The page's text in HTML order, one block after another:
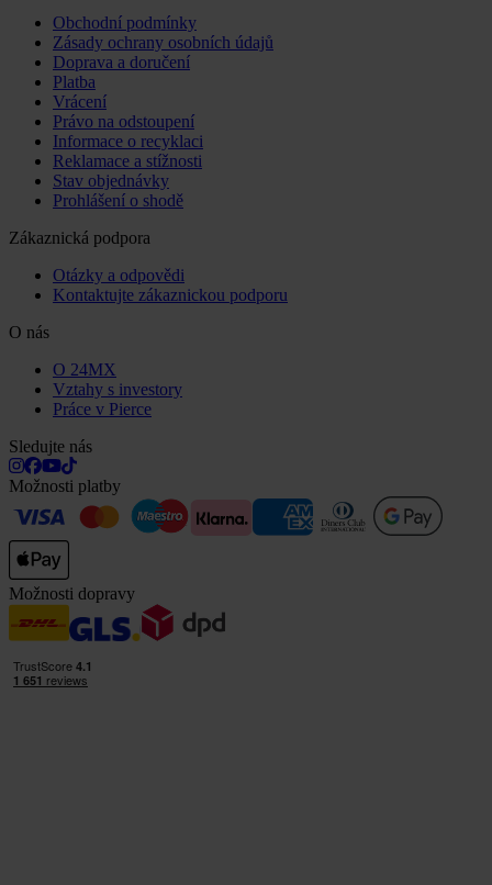
Obchodní podmínky
Zásady ochrany osobních údajů
Doprava a doručení
Platba
Vrácení
Právo na odstoupení
Informace o recyklaci
Reklamace a stížnosti
Stav objednávky
Prohlášení o shodě
Zákaznická podpora
Otázky a odpovědi
Kontaktujte zákaznickou podporu
O nás
O 24MX
Vztahy s investory
Práce v Pierce
Sledujte nás
Možnosti platby
Možnosti dopravy